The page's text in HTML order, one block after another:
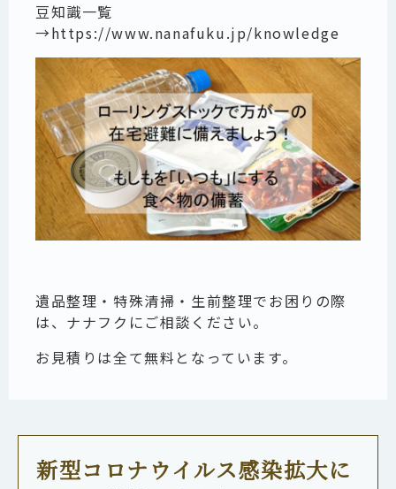
豆知識一覧
→https://www.nanafuku.jp/knowledge
遺品整理・特殊清掃・生前整理でお困りの際
は、ナナフクにご相談ください。
お見積りは全て無料となっています。
新型コロナウイルス感染拡大に